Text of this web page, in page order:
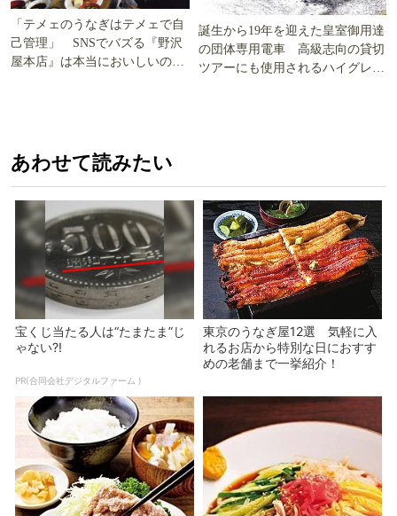
「テメェのうなぎはテメェで自
己管理」 SNSでバズる『野沢
屋本店』は本当においしいの
誕生から19年を迎えた皇室御用達
の団体専用電車 高級志向の貸切
ツアーにも使用されるハイグレー
あわせて読みたい
宝くじ当たる人は“たまたま”じ
ゃない?!
PR(合同会社デジタルファーム )
東京のうなぎ屋12選 気軽に入
れるお店から特別な日におすす
めの老舗まで一挙紹介！